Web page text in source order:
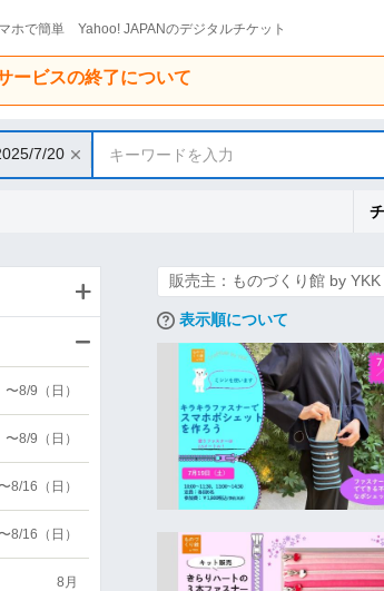
ホで簡単 Yahoo! JAPANのデジタルチケット
ービスの終了について
7/20 キーワードを入力
販売主：ものづくり館 by YKK
表示順について
8/9（日）
8/9（日）
8/16（日）
8/16（日）
8月